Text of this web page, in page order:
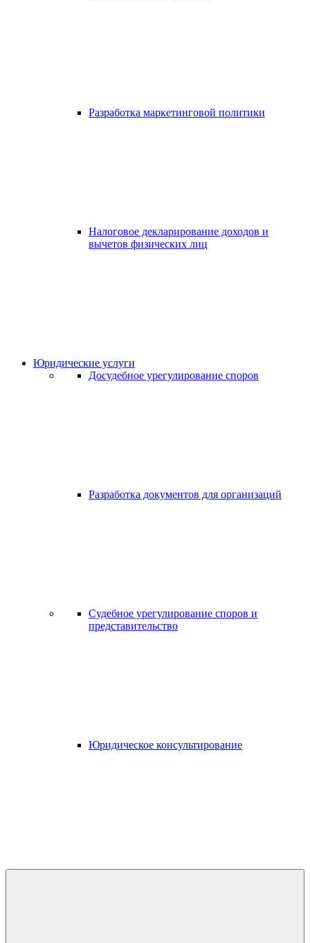
Разработка маркетинговой политики
Налоговое декларирование доходов и
вычетов физических лиц
Юридические услуги
Досудебное урегулирование споров
Разработка документов для организаций
Судебное урегулирование споров и
представительство
Юридическое консультирование